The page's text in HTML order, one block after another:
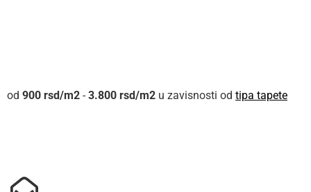
900 rsd - 3.800 rsd u zavisnosti od tipa tapete